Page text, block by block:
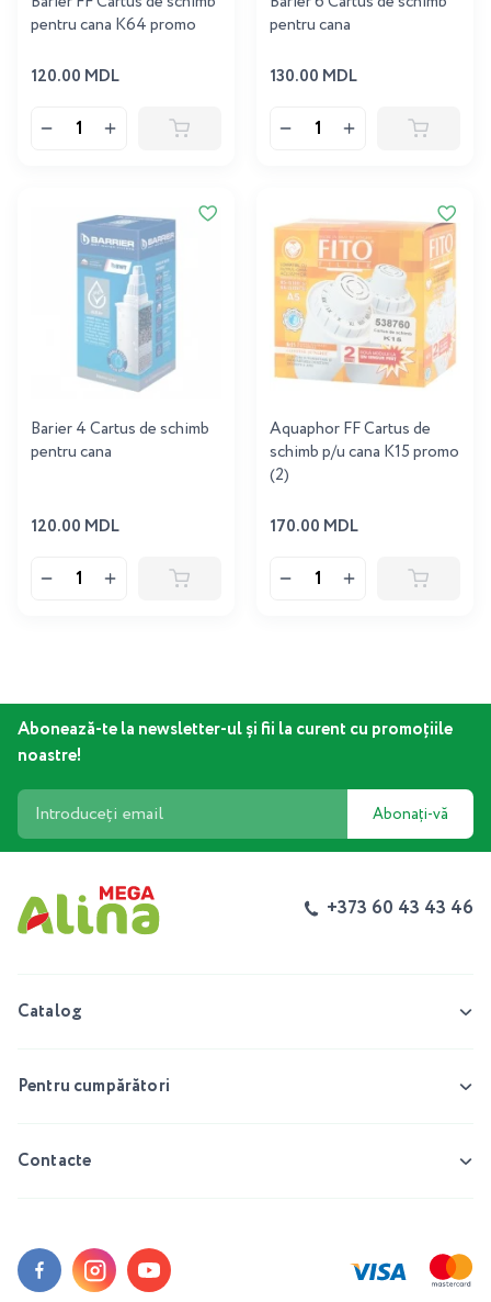
pentru cana K64 promo
120.00 MDL
pentru cana
130.00 MDL
Barier 4 Cartus de schimb
pentru cana
120.00 MDL
Aquaphor FF Cartus de
schimb p/u cana K15 promo
(2)
170.00 MDL
Abonează-te la newsletter-ul și fii la curent cu promoțiile
noastre!
Abonați-vă
+373 60 43 43 46
Catalog
Pentru cumpărători
Contacte